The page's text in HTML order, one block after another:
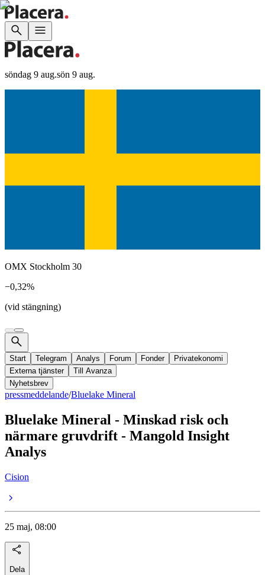
söndag 9 aug.sön 9 aug.
OMX Stockholm 30
−0,32%
(vid stängning)
Start Telegram Analys Forum Fonder
Privatekonomi
Externa tjänster
Till Avanza
Nyhetsbrev
pressmeddelande/Bluelake Mineral
Bluelake Mineral - Minskad risk och
närmare gruvdrift - Mangold Insight
Analys
Cision
25 maj, 08:00
Dela